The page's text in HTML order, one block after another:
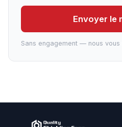
Envoyer le
Sans engagement — nous